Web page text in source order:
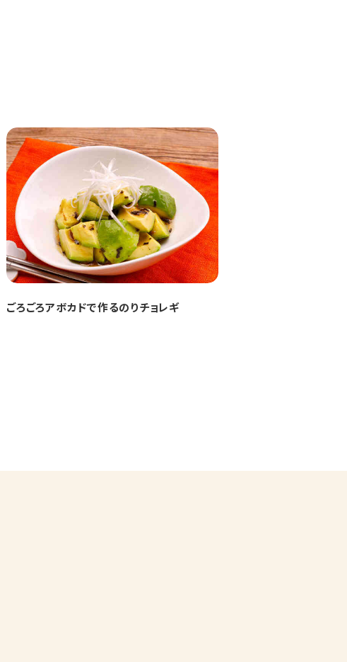
ごろごろアボカドで作るのりチョレギ